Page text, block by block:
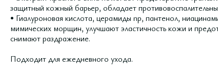
защитный кожный барьер, обладает
• Гиалуроновая кислота, церамиды np, пантенол,
мимических морщин, улучшают эластичность кожи и
снимают раздражение.
Подходит для ежедневного ухода.